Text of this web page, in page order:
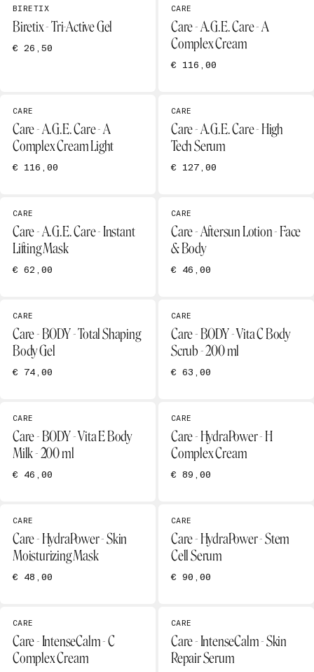
BIRETIX
Biretix - Tri-Active Gel
€ 26,50
CARE
Care - A.G.E. Care - A
Complex Cream
€ 116,00
CARE
Care - A.G.E. Care - A
Complex Cream Light
€ 116,00
CARE
Care - A.G.E. Care - High
Tech Serum
€ 127,00
CARE
Care - A.G.E. Care - Instant
Lifting Mask
€ 62,00
CARE
Care - Aftersun Lotion - Face
& Body
€ 46,00
CARE
Care - BODY - Total Shaping
Body Gel
€ 74,00
CARE
Care - BODY - Vita C Body
Scrub - 200 ml
€ 63,00
CARE
Care - BODY - Vita E Body
Milk - 200 ml
€ 46,00
CARE
Care - HydraPower - H
Complex Cream
€ 89,00
CARE
Care - HydraPower - Skin
Moisturizing Mask
€ 48,00
CARE
Care - HydraPower - Stem
Cell Serum
€ 90,00
CARE
Care - IntenseCalm - C
Complex Cream
CARE
Care - IntenseCalm - Skin
Repair Serum